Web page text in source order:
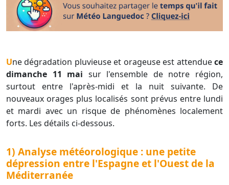
Une dégradation pluvieuse et orageuse est attenduece
dimanche 11 mai sur l'ensemble de notre région,
surtout entre l'après-midi et la nuit suivante. De
nouveaux orages plus localisés sont prévus entre lundi
et mardi avec un risque de phénomènes localement
forts. Les détails ci-dessous.
1) Analyse météorologique : une petite
dépression entre l'Espagne et l'Ouest de la
Méditerranée